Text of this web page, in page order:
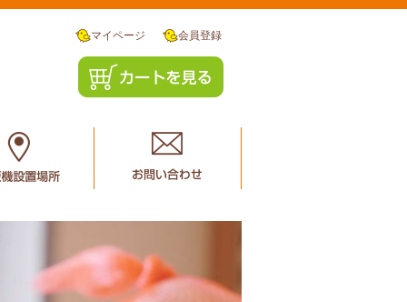
マイページ 会員登録